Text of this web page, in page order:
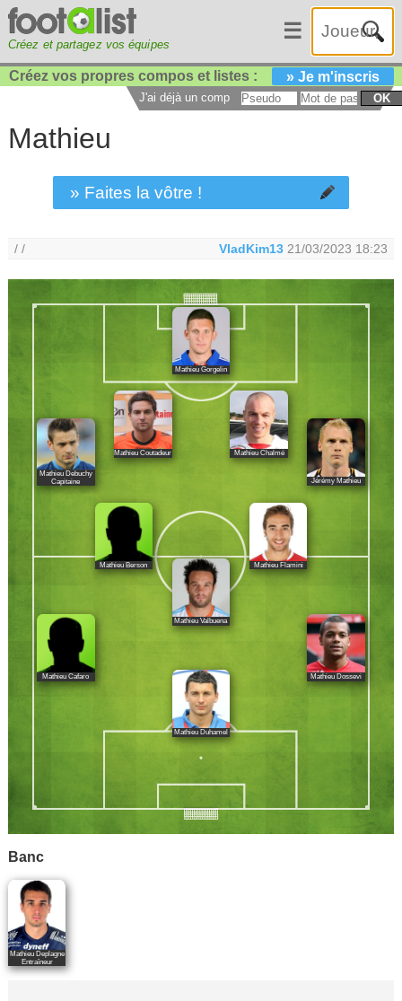
Créez et partagez vos équipes
☰
Créez vos propres compos et listes : » Je m'inscris
J'ai déjà un compte : OK
Mathieu
» Faites la vôtre !
/ / VladKim13 21/03/2023 18:23
Mathieu Gorgelin
Mathieu Debuchy
Capitaine
Mathieu Coutadeur Mathieu Chalmé
Jérémy Mathieu
Mathieu Berson Mathieu Flamini
Mathieu Valbuena
Mathieu Dossevi
Mathieu Cafaro
Mathieu Duhamel
Banc
Mathieu Deplagne
Entraîneur